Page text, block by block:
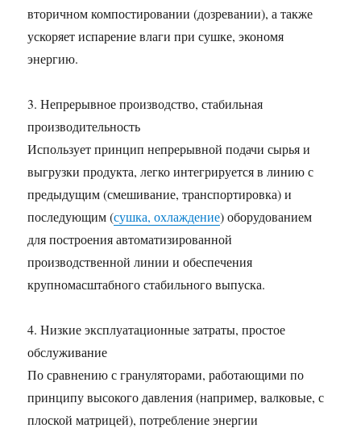
вторичном компостировании (дозревании), а также
ускоряет испарение влаги при сушке, экономя
энергию.
3. Непрерывное производство, стабильная
производительность
Использует принцип непрерывной подачи сырья и
выгрузки продукта, легко интегрируется в линию с
предыдущим (смешивание, транспортировка) и
последующим (сушка, охлаждение) оборудованием
для построения автоматизированной
производственной линии и обеспечения
крупномасштабного стабильного выпуска.
4. Низкие эксплуатационные затраты, простое
обслуживание
По сравнению с грануляторами, работающими по
принципу высокого давления (например, валковые, с
плоской матрицей), потребление энергии